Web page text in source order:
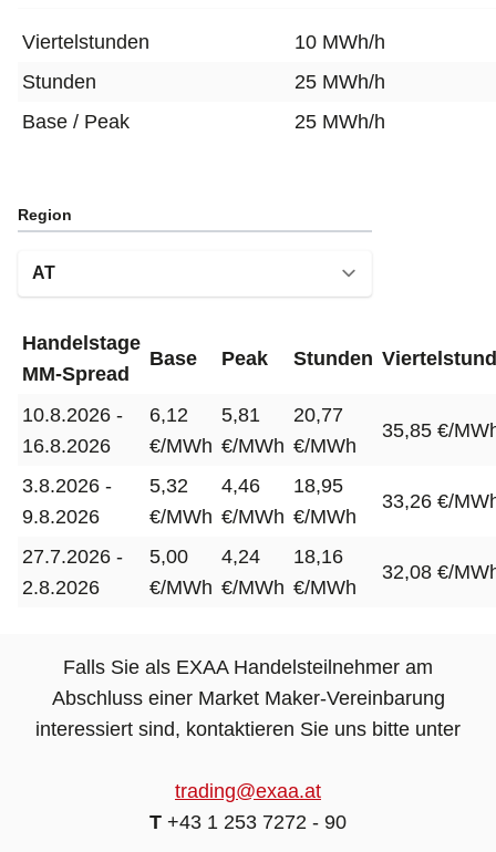
Viertelstunden
10 MWh/h
Stunden
25 MWh/h
Base / Peak
25 MWh/h
Region
Handelstage
MM-Spread
Base Peak Stunden
10.8.2026 -
16.8.2026
6,12
€/MWh
5,81
€/MWh
20,77
€/MWh
35,85 €/
3.8.2026 -
9.8.2026
5,32
€/MWh
4,46
€/MWh
18,95
€/MWh
33,26 €/
27.7.2026 -
2.8.2026
5,00
€/MWh
4,24
€/MWh
18,16
€/MWh
32,08 €/
Falls Sie als EXAA Handelsteilnehmer am
Abschluss einer Market Maker-Vereinbarung
interessiert sind, kontaktieren Sie uns bitte unter
trading@exaa.at
T +43 1 253 7272 - 90